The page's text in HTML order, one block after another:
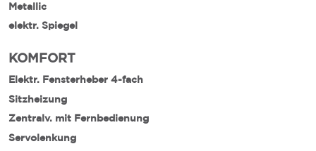
Metallic
elektr. Spiegel
KOMFORT
Elektr. Fensterheber 4-fach
Sitzheizung
Zentralv. mit Fernbedienung
Servolenkung